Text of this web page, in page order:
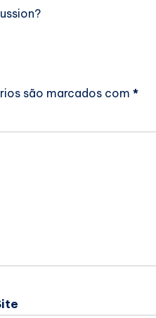
são marcados com *